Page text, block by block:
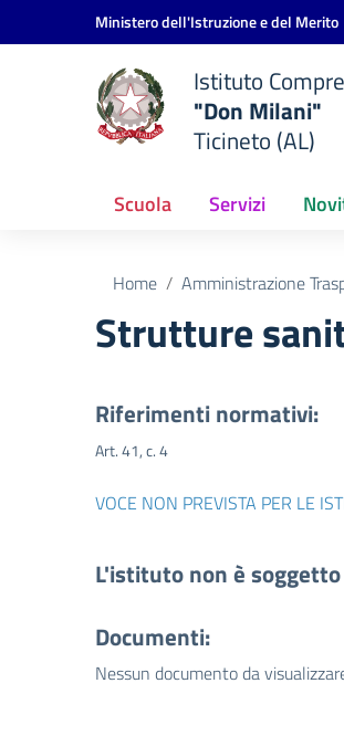
Vai ai contenuti
Vai al menu di navigazioneMinistero dell'Istruzione e del Merito
Istituto
"Don Milani"
Ticineto (AL)
Scuola Servizi
Home Amministrazione
Strutture
Riferimenti normativi:
Art. 41, c. 4
VOCE NON PREVISTA PER LE
L'istituto non è
Documenti:
Nessun documento da